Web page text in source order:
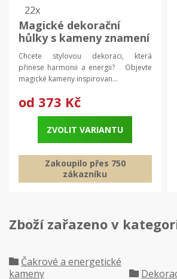
22x
Magické dekorační
hůlky s kameny znamení
zvěrokruhu | dekorace
domova | elegantní
dárek
Chcete stylovou dekoraci, která
přinese harmonii a energii? Objevte
magické kameny inspirovan...
od 373 Kč
ZVOLIT VARIANTU
Zakoupilo přes 750
zákazníku
Zboží zařazeno v
Čakrové a energetické
kameny